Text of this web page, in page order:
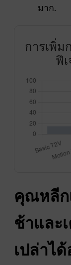
มาก.
การเพิ่ม
ฟี
คุณหลีก
ช้าและ
เปล่าไ